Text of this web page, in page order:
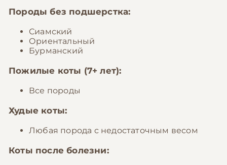
Породы без подшерстка:
Сиамский
Ориентальный
Бурманский
Пожилые коты (7+ лет):
Все породы
Худые коты:
Любая порода с недостаточным весом
Коты после болезни: